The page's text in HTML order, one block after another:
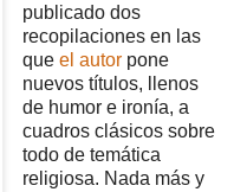
publicado dos
recopilaciones en las
que el autorpone
nuevos títulos, llenos
de humor e ironía, a
cuadros clásicos sobre
todo de temática
religiosa. Nada más y